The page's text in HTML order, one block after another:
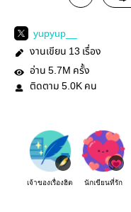
yupyup__
งานเขียน 13 เรื่อง
อ่าน 5.7M ครั้ง
ติดตาม 5.0K คน
เจ้าของเรื่องฮิต นักเขียนที่รัก